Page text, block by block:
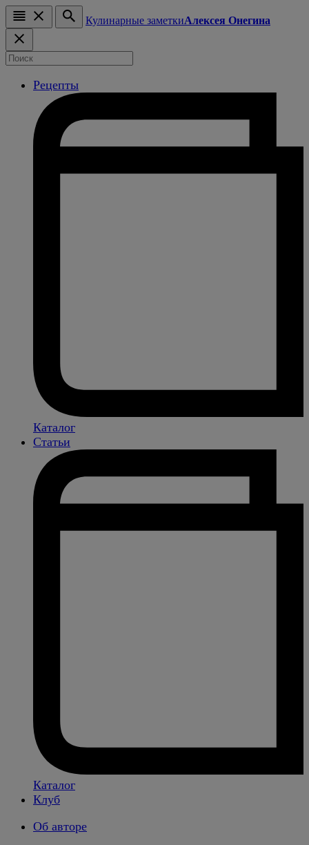
Кулинарные заметкиАлексея Онегина
Рецепты
Каталог
Статьи
Каталог
Клуб
Об авторе